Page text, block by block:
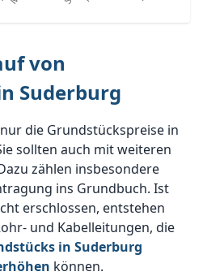
von
Suderburg
die Grundstückspreise in
sollten auch mit weiteren
zählen insbesondere
ins Grundbuch. Ist
erschlossen, entstehen
und Kabelleitungen, die
in Suderburg
können.